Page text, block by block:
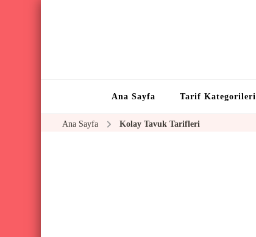
Ana Sayfa Tarif Kategorileri
Ana Sayfa Kolay Tavuk Tarifleri